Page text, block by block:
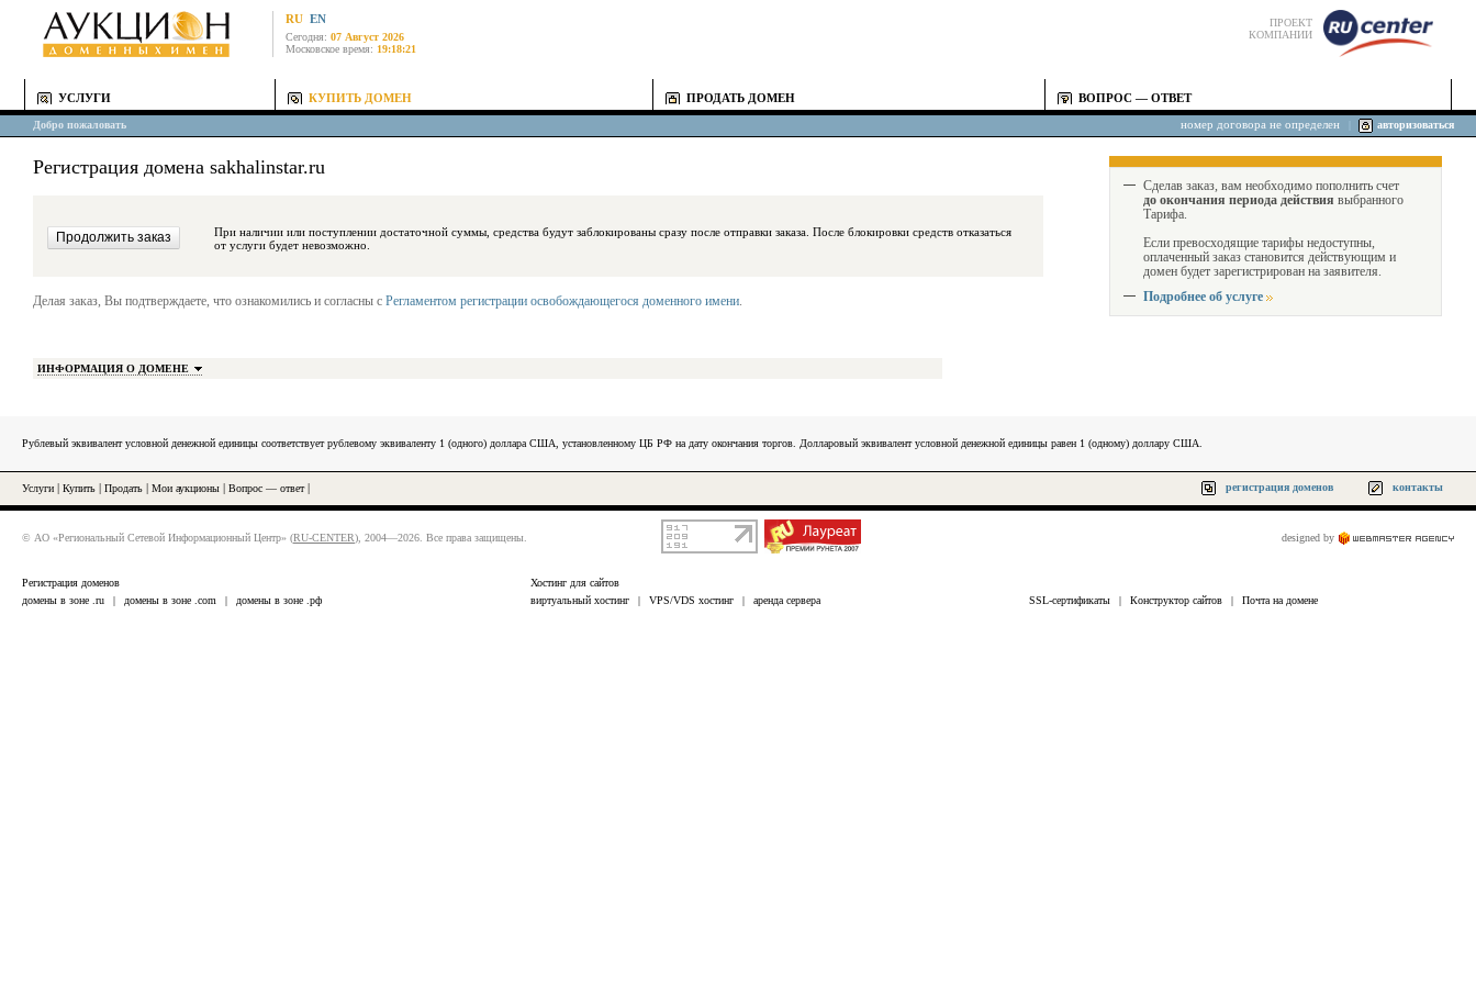
RU EN
Сегодня: 07 Август 2026
Московское время: 19:18:21
ПРОЕКТ
КОМПАНИИ
УСЛУГИ КУПИТЬ ДОМЕН ПРОДАТЬ ДОМЕН ВОПРОС — ОТВЕТ
Добро пожаловать номер договора не определен авторизоваться
Регистрация домена sakhalinstar.ru
При наличии или поступлении достаточной суммы, средства будут заблокированы сразу после отправки заказа. После блокировки средств отказаться
от услуги будет невозможно.
Делая заказ, Вы подтверждаете, что ознакомились и согласны с Регламентом регистрации освобождающегося доменного имени.
ИНФОРМАЦИЯ О ДОМЕНЕ
Сделав заказ, вам необходимо пополнить счет
до окончания периода действия выбранного
Тарифа.
Если превосходящие тарифы недоступны,
оплаченный заказ становится действующим и
домен будет зарегистрирован на заявителя.
Подробнее об услуге
Рублевый эквивалент условной денежной единицы соответствует рублевому эквиваленту 1 (одного) доллара США, установленному ЦБ РФ на дату окончания торгов. Долларовый эквивалент условной денежной единицы равен 1 (одному) доллару США.
Услуги Купить Продать Мои аукционы Вопрос — ответ| регистрация доменов контакты
© АО «Региональный Сетевой Информационный Центр» (RU-CENTER), 2004—2026. Все права защищены. designed by
Регистрация доменов
домены в зоне .ru
| домены в зоне .com | домены в зоне .рф
Хостинг для сайтов
виртуальный хостинг
| VPS/VDS хостинг | аренда сервера SSL-сертификаты | Конструктор сайтов | Почта на домене